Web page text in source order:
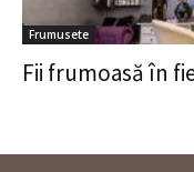
Frumusete
Fii frumoasă în